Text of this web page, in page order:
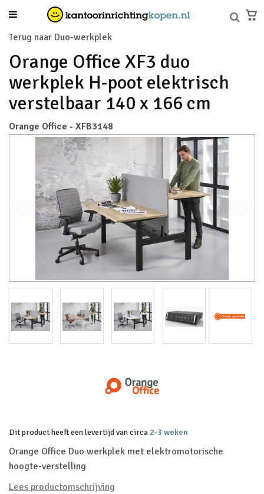
Terug naar Duo-werkplek
Orange Office XF3 duo
werkplek H-poot elektrisch
verstelbaar 140 x 166 cm
Orange Office - XFB3148
Dit product heeft een levertijd van circa 2-3 weken
Orange Office Duo werkplek met elektromotorische
hoogte-verstelling
Lees productomschrijving